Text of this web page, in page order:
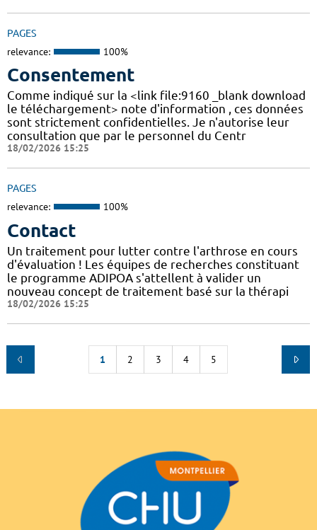
PAGES
relevance: 100%
Consentement
Comme indiqué sur la <link file:9160 _blank download
le téléchargement> note d'information , ces données
sont strictement confidentielles. Je n'autorise leur
consultation que par le personnel du Centr
18/02/2026 15:25
PAGES
relevance: 100%
Contact
Un traitement pour lutter contre l'arthrose en cours
d'évaluation ! Les équipes de recherches constituant
le programme ADIPOA s'attellent à valider un
nouveau concept de traitement basé sur la thérapi
18/02/2026 15:25
1 2 3 4 5